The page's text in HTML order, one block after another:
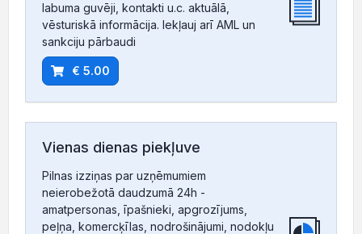
labuma guvēji, kontakti u.c. aktuālā,
vēsturiskā informācija. Iekļauj arī AML un
sankciju pārbaudi
€ 5.00
Vienas dienas piekļuve
Pilnas izziņas par uzņēmumiem
neierobežotā daudzumā 24h -
amatpersonas, īpašnieki, apgrozījums,
peļņa, komercķīlas, nodrošinājumi, nodokļu